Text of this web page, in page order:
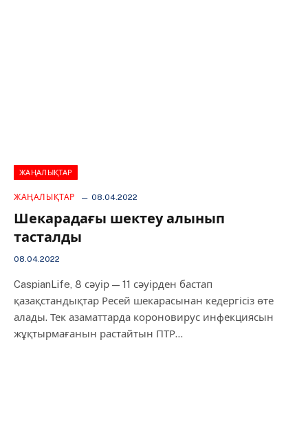
ЖАҢАЛЫҚТАР
ЖАҢАЛЫҚТАР 08.04.2022
Шекарадағы шектеу алынып
тасталды
08.04.2022
CaspianLife, 8 сәуір — 11 сәуірден бастап
қазақстандықтар Ресей шекарасынан кедергісіз өте
алады. Тек азаматтарда короновирус инфекциясын
жұқтырмағанын растайтын ПТР…